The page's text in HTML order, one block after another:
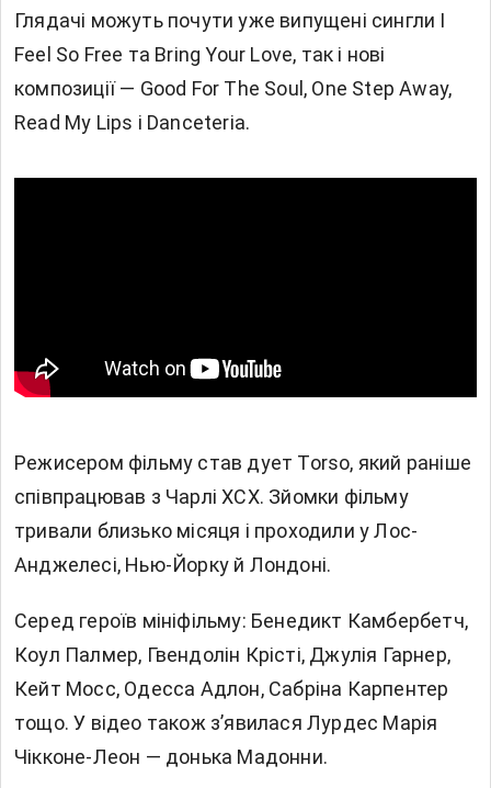
Глядачі можуть почути уже випущені сингли I
Feel So Free та Bring Your Love, так і нові
композиції — Good For The Soul, One Step Away,
Read My Lips і Danceteria.
Режисером фільму став дует Torso, який раніше
співпрацював з Чарлі XCX. Зйомки фільму
тривали близько місяця і проходили у Лос-
Анджелесі, Нью-Йорку й Лондоні.
Серед героїв мініфільму: Бенедикт Камбербетч,
Коул Палмер, Гвендолін Крісті, Джулія Гарнер,
Кейт Мосс, Одесса Адлон, Сабріна Карпентер
тощо. У відео також зʼявилася Лурдес Марія
Чікконе-Леон — донька Мадонни.